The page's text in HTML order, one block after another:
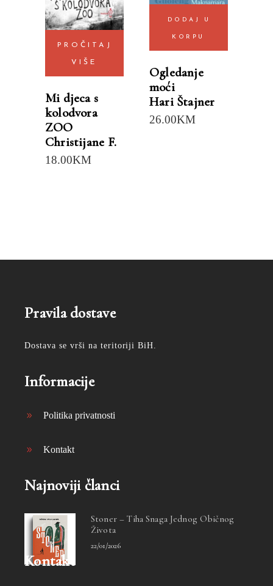
PROČITAJ
VIŠE
Mi djeca s
kolodvora
ZOO
Christijane F.
18.00KM
DODAJ U
KORPU
Ogledanje
moći
Hari Štajner
26.00KM
Pravila dostave
Dostava se vrši na teritoriji BiH.
Informacije
Politika privatnosti
Kontakt
Najnoviji članci
Stoner – Tiha Snaga Jednog Običnog
Života
22/01/2026
Kontakt